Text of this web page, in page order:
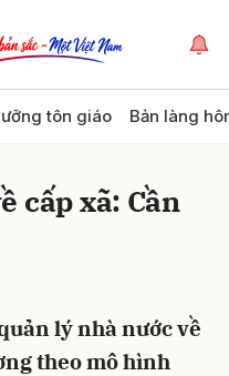
tôn giáo Bản làng
cấp xã: Cần
lý nhà nước về
theo mô hình
Hủy Gửi